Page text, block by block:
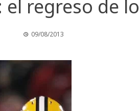
el regreso de
09/08/2013